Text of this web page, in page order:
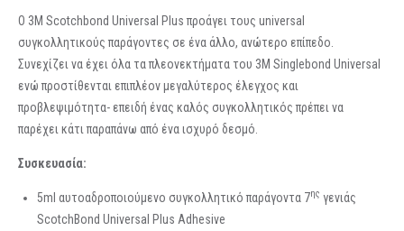
Ο 3M Scotchbond Universal Plus προάγει τους universal
συγκολλητικούς παράγοντες σε ένα άλλο, ανώτερο επίπεδο.
Συνεχίζει να έχει όλα τα πλεονεκτήματα του 3M Singlebond Universal
ενώ προστίθενται επιπλέον μεγαλύτερος έλεγχος και
προβλεψιμότητα- επειδή ένας καλός συγκολλητικός πρέπει να
παρέχει κάτι παραπάνω από ένα ισχυρό δεσμό.
Συσκευασία:
5ml αυτοαδροποιούμενο συγκολλητικό παράγοντα 7ης γενιάς
ScotchBond Universal Plus Adhesive